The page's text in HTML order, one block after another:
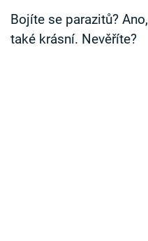
Bojíte se parazitů?
také krásní. Nevěříte?